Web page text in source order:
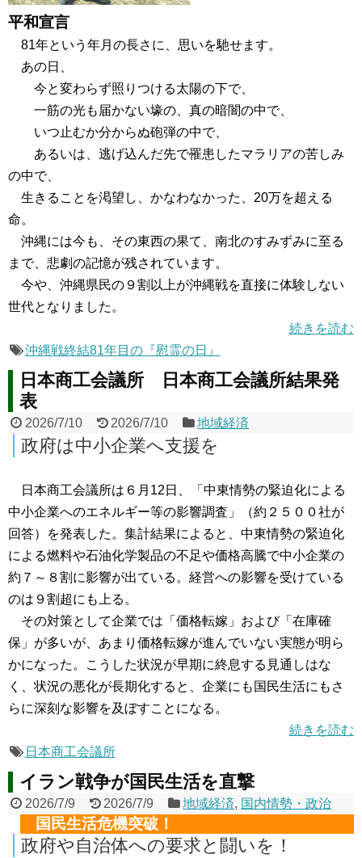
平和宣言
81年という年月の長さに、思いを馳せます。
あの日、
今と変わらず照りつける太陽の下で、
一筋の光も届かない壕の、真の暗闇の中で、
いつ止むか分からぬ砲弾の中で、
あるいは、逃げ込んだ先で罹患したマラリアの苦しみ
の中で、
生きることを渇望し、かなわなかった、20万を超える
命。
沖縄には今も、その東西の果て、南北のすみずみに至る
まで、悲劇の記憶が残されています。
今や、沖縄県民の９割以上が沖縄戦を直接に体験しない
世代となりました。
続きを読む
沖縄戦終結81年目の『慰霊の日』
日本商工会議所 日本商工会議所結果発
表
2026/7/10 2026/7/10 地域経済
政府は中小企業へ支援を
日本商工会議所は６月12日、「中東情勢の緊迫化による
中小企業へのエネルギー等の影響調査」（約２５００社が
回答）を発表した。集計結果によると、中東情勢の緊迫化
による燃料や石油化学製品の不足や価格高騰で中小企業の
約７～８割に影響が出ている。経営への影響を受けている
のは９割超にも上る。
その対策として企業では「価格転嫁」および「在庫確
保」が多いが、あまり価格転嫁が進んでいない実態が明ら
かになった。こうした状況が早期に終息する見通しはな
く、状況の悪化が長期化すると、企業にも国民生活にもさ
らに深刻な影響を及ぼすことになる。
続きを読む
日本商工会議所
イラン戦争が国民生活を直撃
2026/7/9 2026/7/9 地域経済, 国内情勢・政治
国民生活危機突破！
政府や自治体への要求と闘いを！